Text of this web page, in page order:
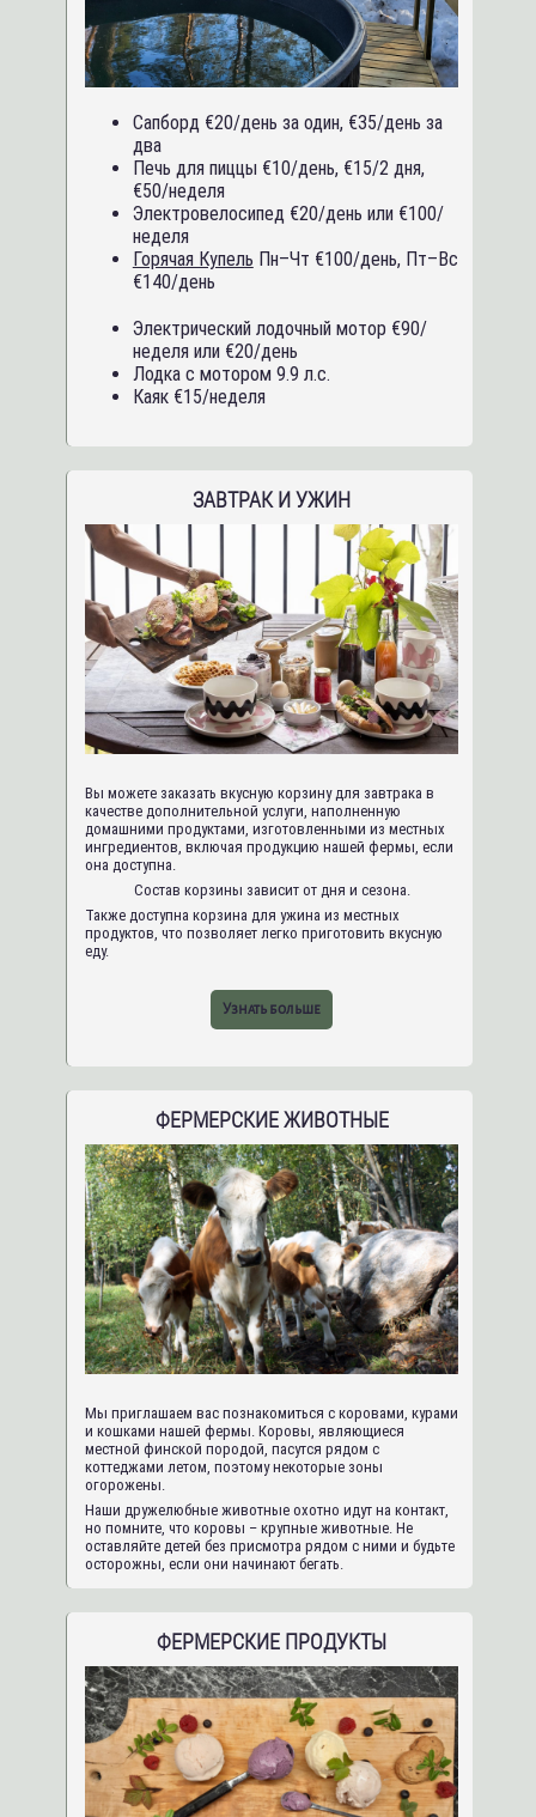
Сапборд €20/день за один, €35/день за
два
Печь для пиццы €10/день, €15/2 дня,
€50/неделя
Электровелосипед €20/день или €100/
неделя
Горячая Купель Пн–Чт €100/день, Пт–Вс
€140/день
Электрический лодочный мотор €90/
неделя или €20/день
Лодка с мотором 9.9 л.с.
Каяк €15/неделя
ЗАВТРАК И УЖИН
Вы можете заказать вкусную корзину для завтрака в
качестве дополнительной услуги, наполненную
домашними продуктами, изготовленными из местных
ингредиентов, включая продукцию нашей фермы, если
она доступна.
Состав корзины зависит от дня и сезона.
Также доступна корзина для ужина из местных
продуктов, что позволяет легко приготовить вкусную
еду.
Узнать больше
ФЕРМЕРСКИЕ ЖИВОТНЫЕ
Мы приглашаем вас познакомиться с коровами, курами
и кошками нашей фермы. Коровы, являющиеся
местной финской породой, пасутся рядом с
коттеджами летом, поэтому некоторые зоны
огорожены.
Наши дружелюбные животные охотно идут на контакт,
но помните, что коровы – крупные животные. Не
оставляйте детей без присмотра рядом с ними и будьте
осторожны, если они начинают бегать.
ФЕРМЕРСКИЕ ПРОДУКТЫ